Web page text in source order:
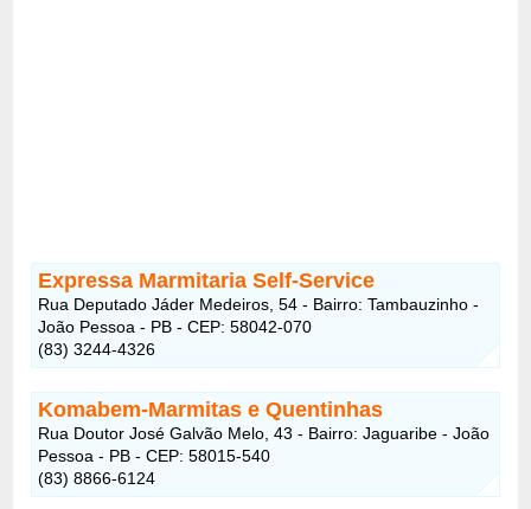
Expressa Marmitaria Self-Service
Rua Deputado Jáder Medeiros, 54 - Bairro: Tambauzinho -
João Pessoa - PB - CEP: 58042-070
(83) 3244-4326
Komabem-Marmitas e Quentinhas
Rua Doutor José Galvão Melo, 43 - Bairro: Jaguaribe - João
Pessoa - PB - CEP: 58015-540
(83) 8866-6124